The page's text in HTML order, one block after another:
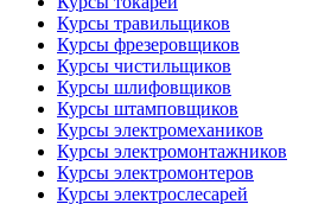
Курсы травильщиков
Курсы фрезеровщиков
Курсы чистильщиков
Курсы шлифовщиков
Курсы штамповщиков
Курсы электромехаников
Курсы электромонтажников
Курсы электромонтеров
Курсы электрослесарей